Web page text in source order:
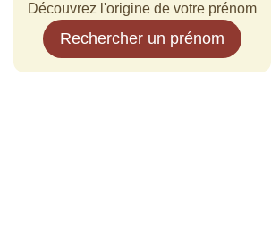
Découvrez l'origine de votre prénom
Rechercher un prénom